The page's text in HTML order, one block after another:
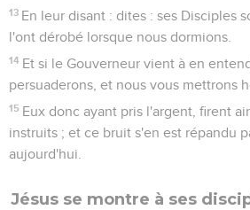
13 En leur disant : dites : ses Disciples
l'ont dérobé lorsque nous dormions.
14 Et si le Gouverneur vient à en
persuaderons, et nous vous mettrons
15 Eux donc ayant pris l'argent, firent
instruits ; et ce bruit s'en est répandu
aujourd'hui.
Jésus se montre à ses